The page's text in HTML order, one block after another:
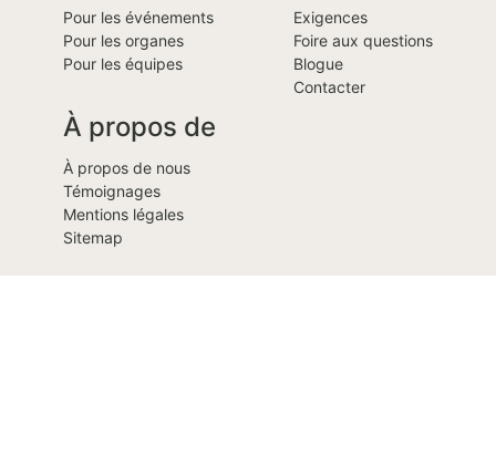
Pour les événements
Pour les organes
Pour les équipes
Exigences
Foire aux questions
Blogue
Contacter
À propos de
À propos de nous
Témoignages
Mentions légales
Sitemap